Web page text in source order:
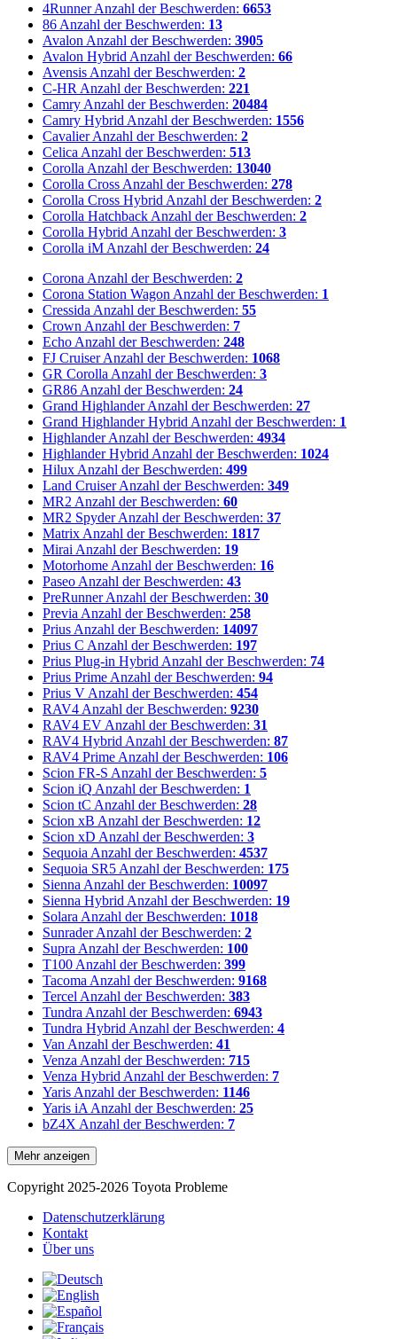
4Runner Anzahl der Beschwerden: 6653
86 Anzahl der Beschwerden: 13
Avalon Anzahl der Beschwerden: 3905
Avalon Hybrid Anzahl der Beschwerden: 66
Avensis Anzahl der Beschwerden: 2
C-HR Anzahl der Beschwerden: 221
Camry Anzahl der Beschwerden: 20484
Camry Hybrid Anzahl der Beschwerden: 1556
Cavalier Anzahl der Beschwerden: 2
Celica Anzahl der Beschwerden: 513
Corolla Anzahl der Beschwerden: 13040
Corolla Cross Anzahl der Beschwerden: 278
Corolla Cross Hybrid Anzahl der Beschwerden: 2
Corolla Hatchback Anzahl der Beschwerden: 2
Corolla Hybrid Anzahl der Beschwerden: 3
Corolla iM Anzahl der Beschwerden: 24
Corona Anzahl der Beschwerden: 2
Corona Station Wagon Anzahl der Beschwerden: 1
Cressida Anzahl der Beschwerden: 55
Crown Anzahl der Beschwerden: 7
Echo Anzahl der Beschwerden: 248
FJ Cruiser Anzahl der Beschwerden: 1068
GR Corolla Anzahl der Beschwerden: 3
GR86 Anzahl der Beschwerden: 24
Grand Highlander Anzahl der Beschwerden: 27
Grand Highlander Hybrid Anzahl der Beschwerden: 1
Highlander Anzahl der Beschwerden: 4934
Highlander Hybrid Anzahl der Beschwerden: 1024
Hilux Anzahl der Beschwerden: 499
Land Cruiser Anzahl der Beschwerden: 349
MR2 Anzahl der Beschwerden: 60
MR2 Spyder Anzahl der Beschwerden: 37
Matrix Anzahl der Beschwerden: 1817
Mirai Anzahl der Beschwerden: 19
Motorhome Anzahl der Beschwerden: 16
Paseo Anzahl der Beschwerden: 43
PreRunner Anzahl der Beschwerden: 30
Previa Anzahl der Beschwerden: 258
Prius Anzahl der Beschwerden: 14097
Prius C Anzahl der Beschwerden: 197
Prius Plug-in Hybrid Anzahl der Beschwerden: 74
Prius Prime Anzahl der Beschwerden: 94
Prius V Anzahl der Beschwerden: 454
RAV4 Anzahl der Beschwerden: 9230
RAV4 EV Anzahl der Beschwerden: 31
RAV4 Hybrid Anzahl der Beschwerden: 87
RAV4 Prime Anzahl der Beschwerden: 106
Scion FR-S Anzahl der Beschwerden: 5
Scion iQ Anzahl der Beschwerden: 1
Scion tC Anzahl der Beschwerden: 28
Scion xB Anzahl der Beschwerden: 12
Scion xD Anzahl der Beschwerden: 3
Sequoia Anzahl der Beschwerden: 4537
Sequoia SR5 Anzahl der Beschwerden: 175
Sienna Anzahl der Beschwerden: 10097
Sienna Hybrid Anzahl der Beschwerden: 19
Solara Anzahl der Beschwerden: 1018
Sunrader Anzahl der Beschwerden: 2
Supra Anzahl der Beschwerden: 100
T100 Anzahl der Beschwerden: 399
Tacoma Anzahl der Beschwerden: 9168
Tercel Anzahl der Beschwerden: 383
Tundra Anzahl der Beschwerden: 6943
Tundra Hybrid Anzahl der Beschwerden: 4
Van Anzahl der Beschwerden: 41
Venza Anzahl der Beschwerden: 715
Venza Hybrid Anzahl der Beschwerden: 7
Yaris Anzahl der Beschwerden: 1146
Yaris iA Anzahl der Beschwerden: 25
bZ4X Anzahl der Beschwerden: 7
Mehr anzeigen
Copyright 2025-2026 Toyota Probleme
Datenschutzerklärung
Kontakt
Über uns